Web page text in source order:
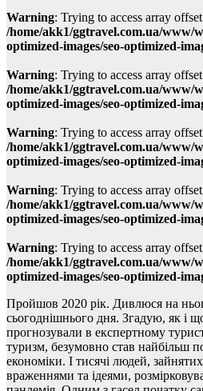
Warning: Trying to access array
/home/akk1/ggtravel.com.ua/www/
optimized-images/seo-optimized-
Warning: Trying to access array
/home/akk1/ggtravel.com.ua/www/
optimized-images/seo-optimized-
Warning: Trying to access array
/home/akk1/ggtravel.com.ua/www/
optimized-images/seo-optimized-
Warning: Trying to access array
/home/akk1/ggtravel.com.ua/www/
optimized-images/seo-optimized-
Warning: Trying to access array
/home/akk1/ggtravel.com.ua/www/
optimized-images/seo-optimized-
Пройшов 2020 рік. Дивлюся на
сьогоднішнього дня. Згадую, як і
прогнозували в експертному
туризм, безумовно став найбільш
економіки. І тисячі людей,
враженнями та ідеями,